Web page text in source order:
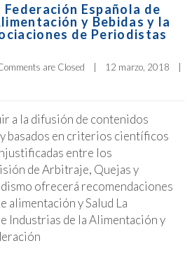
Española de
y Bebidas y la
de Periodistas
are Closed 12 marzo, 2018
a la difusión de contenidos
basados en criterios científicos
entre los
de Arbitraje, Quejas y
ofrecerá recomendaciones
alimentación y Salud La
Industrias de la Alimentación y